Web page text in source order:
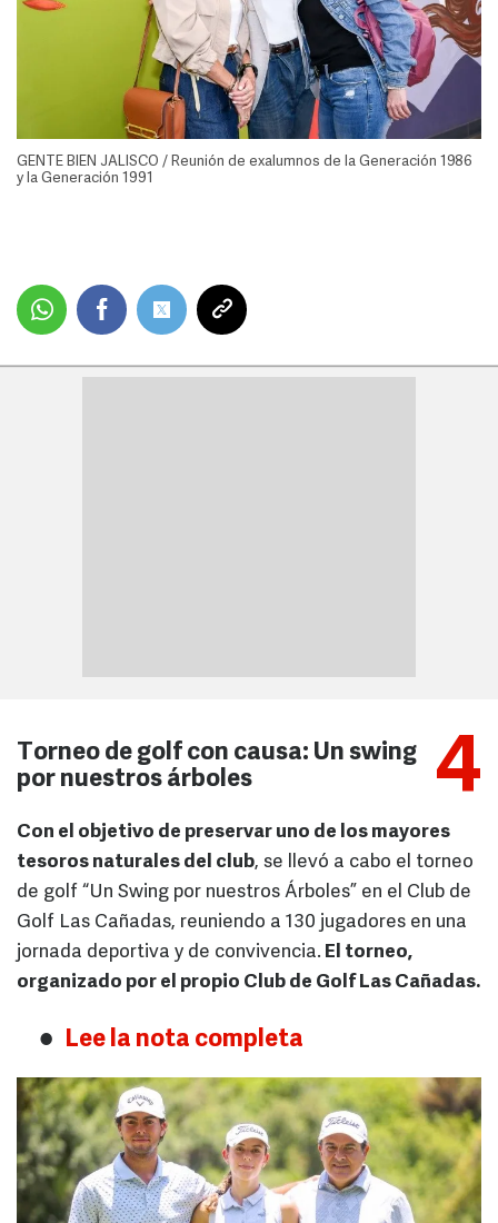
GENTE BIEN JALISCO / Reunión de exalumnos de la Generación 1986
y la Generación 1991
4
Torneo de golf con causa: Un swing
por nuestros árboles
Con el objetivo de preservar uno de los mayores
tesoros naturales del club, se llevó a cabo el torneo
de golf “Un Swing por nuestros Árboles” en el Club de
Golf Las Cañadas, reuniendo a 130 jugadores en una
jornada deportiva y de convivencia. El torneo,
organizado por el propio Club de Golf Las Cañadas.
Lee la nota completa